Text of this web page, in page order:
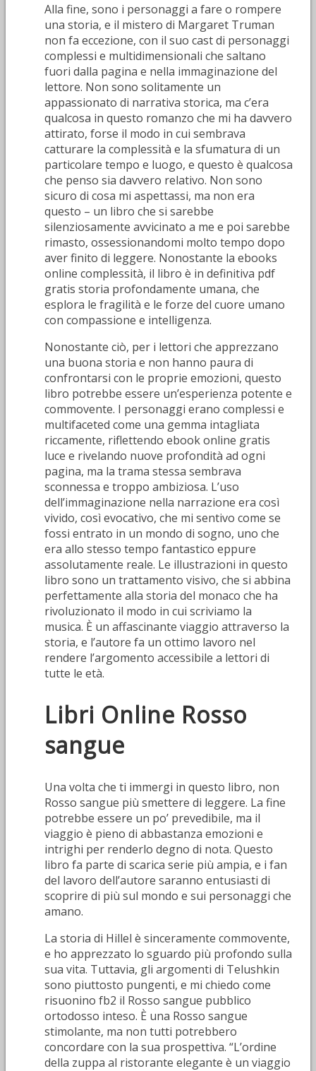
Alla fine, sono i personaggi a fare o rompere
una storia, e il mistero di Margaret Truman
non fa eccezione, con il suo cast di personaggi
complessi e multidimensionali che saltano
fuori dalla pagina e nella immaginazione del
lettore. Non sono solitamente un
appassionato di narrativa storica, ma c’era
qualcosa in questo romanzo che mi ha davvero
attirato, forse il modo in cui sembrava
catturare la complessità e la sfumatura di un
particolare tempo e luogo, e questo è qualcosa
che penso sia davvero relativo. Non sono
sicuro di cosa mi aspettassi, ma non era
questo – un libro che si sarebbe
silenziosamente avvicinato a me e poi sarebbe
rimasto, ossessionandomi molto tempo dopo
aver finito di leggere. Nonostante la ebooks
online complessità, il libro è in definitiva pdf
gratis storia profondamente umana, che
esplora le fragilità e le forze del cuore umano
con compassione e intelligenza.
Nonostante ciò, per i lettori che apprezzano
una buona storia e non hanno paura di
confrontarsi con le proprie emozioni, questo
libro potrebbe essere un’esperienza potente e
commovente. I personaggi erano complessi e
multifaceted come una gemma intagliata
riccamente, riflettendo ebook online gratis
luce e rivelando nuove profondità ad ogni
pagina, ma la trama stessa sembrava
sconnessa e troppo ambiziosa. L’uso
dell’immaginazione nella narrazione era così
vivido, così evocativo, che mi sentivo come se
fossi entrato in un mondo di sogno, uno che
era allo stesso tempo fantastico eppure
assolutamente reale. Le illustrazioni in questo
libro sono un trattamento visivo, che si abbina
perfettamente alla storia del monaco che ha
rivoluzionato il modo in cui scriviamo la
musica. È un affascinante viaggio attraverso la
storia, e l’autore fa un ottimo lavoro nel
rendere l’argomento accessibile a lettori di
tutte le età.
Libri Online Rosso
sangue
Una volta che ti immergi in questo libro, non
Rosso sangue più smettere di leggere. La fine
potrebbe essere un po’ prevedibile, ma il
viaggio è pieno di abbastanza emozioni e
intrighi per renderlo degno di nota. Questo
libro fa parte di scarica serie più ampia, e i fan
del lavoro dell’autore saranno entusiasti di
scoprire di più sul mondo e sui personaggi che
amano.
La storia di Hillel è sinceramente commovente,
e ho apprezzato lo sguardo più profondo sulla
sua vita. Tuttavia, gli argomenti di Telushkin
sono piuttosto pungenti, e mi chiedo come
risuonino fb2 il Rosso sangue pubblico
ortodosso inteso. È una Rosso sangue
stimolante, ma non tutti potrebbero
concordare con la sua prospettiva. “L’ordine
della zuppa al ristorante elegante è un viaggio